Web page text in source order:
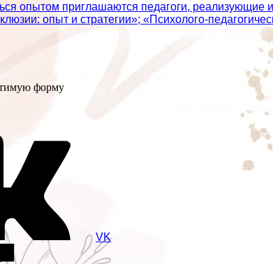
опытом приглашаются педагоги,
опыт и стратегии»;
форму
VK